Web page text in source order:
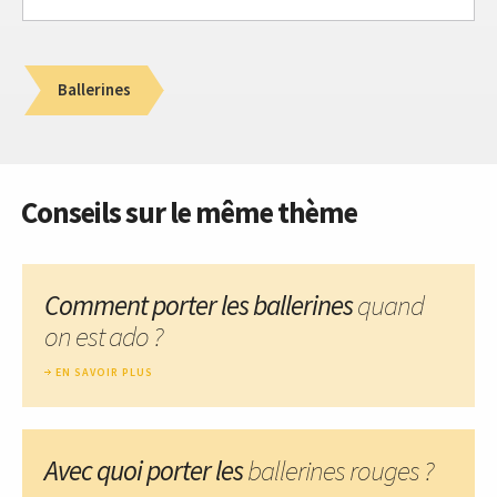
Ballerines
Conseils sur le même thème
Comment porter les ballerinesquand
on est ado ?
EN SAVOIR PLUS
Avec quoi porter lesballerines rouges ?